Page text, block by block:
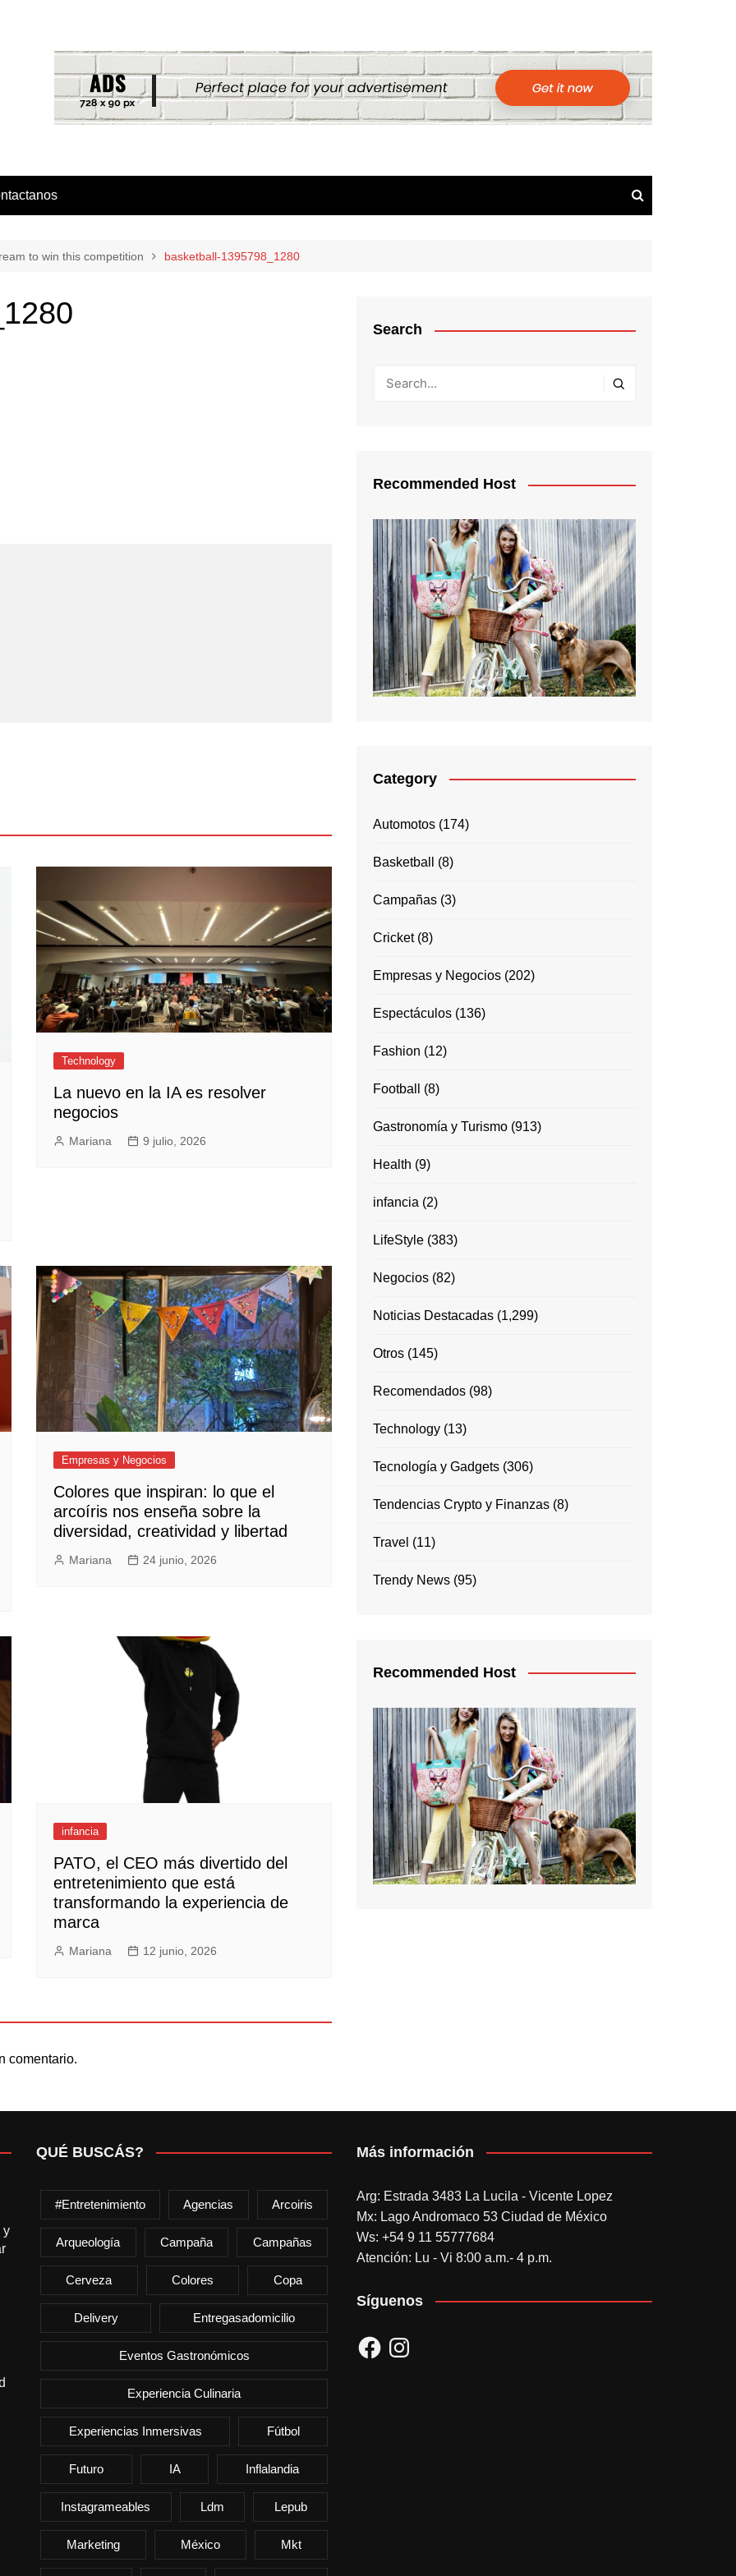
to win this competition basketball-1395798_1280
Technology
La nuevo en la IA es resolver
negocios
Mariana 9 julio, 2026
Empresas y Negocios
Colores que inspiran: lo que el
arcoíris nos enseña sobre la
diversidad, creatividad y libertad
Mariana 24 junio, 2026
infancia
PATO, el CEO más divertido del
entretenimiento que está
transformando la experiencia de
marca
Mariana 12 junio, 2026
comentario.
Search
Recommended Host
Category
Automotos (174)
Basketball (8)
Campañas (3)
Cricket(8)
Empresas y Negocios (202)
Espectáculos (136)
Fashion (12)
Football (8)
Gastronomía y Turismo (913)
Health (9)
infancia (2)
LifeStyle (383)
Negocios (82)
Noticias Destacadas (1,299)
Otros (145)
Recomendados (98)
Technology (13)
Tecnología y Gadgets (306)
Tendencias Crypto y Finanzas (8)
Travel (11)
Trendy News (95)
Recommended Host
y
QUÉ BUSCÁS?
#entretenimiento Agencias Arcoiris
Arqueología Campaña Campañas
Cerveza Colores Copa
Delivery Entregasadomicilio
Eventos Gastronómicos
Experiencia Culinaria
Experiencias Inmersivas Fútbol
Futuro IA Inflalandia
Instagrameables Ldm Lepub
Marketing México Mkt
Más información
Arg: Estrada 3483 La Lucila - Vicente Lopez
Mx: Lago Andromaco 53 Ciudad de México
Ws: +54 9 11 55777684
Atención: Lu - Vi 8:00 a.m.- 4 p.m.
Síguenos
FacebookInstagram